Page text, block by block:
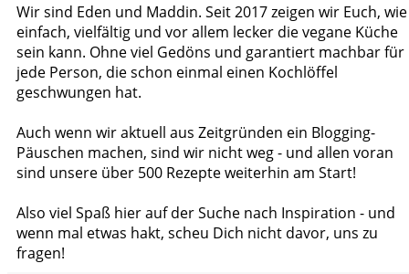
Wir sind Eden und Maddin. Seit 2017 zeigen wir Euch, wie
einfach, vielfältig und vor allem lecker die vegane Küche
sein kann. Ohne viel Gedöns und garantiert machbar für
jede Person, die schon einmal einen Kochlöffel
geschwungen hat.
Auch wenn wir aktuell aus Zeitgründen ein Blogging-
Päuschen machen, sind wir nicht weg - und allen voran
sind unsere über 500 Rezepte weiterhin am Start!
Also viel Spaß hier auf der Suche nach Inspiration - und
wenn mal etwas hakt, scheu Dich nicht davor, uns zu
fragen!